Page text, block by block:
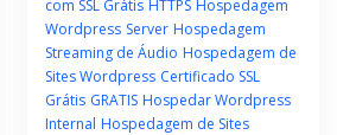
com SSL Grátis HTTPS Hospedagem
Wordpress Server Hospedagem
Streaming de Áudio Hospedagem de
Sites Wordpress Certificado SSL
Grátis GRATIS Hospedar Wordpress
Internal Hospedagem de Sites